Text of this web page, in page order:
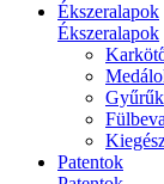
Ékszeralapok
Ékszeralapok
Gyűrűk
Patentok